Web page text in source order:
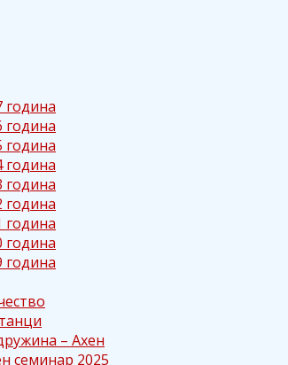
година
година
година
година
година
година
година
година
година
– Ахен
семинар 2025